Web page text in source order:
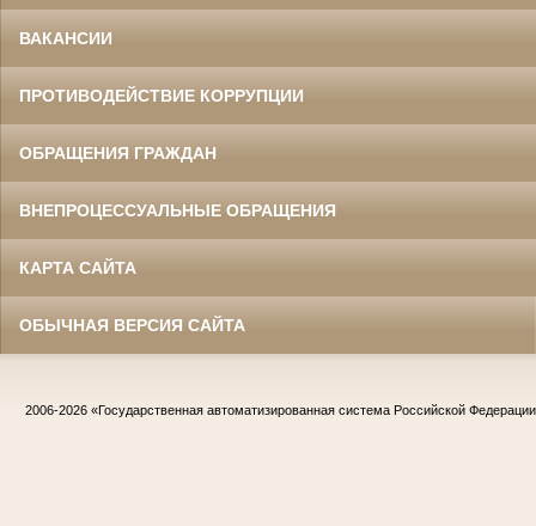
ВАКАНСИИ
ПРОТИВОДЕЙСТВИЕ КОРРУПЦИИ
ОБРАЩЕНИЯ ГРАЖДАН
ВНЕПРОЦЕССУАЛЬНЫЕ ОБРАЩЕНИЯ
КАРТА САЙТА
ОБЫЧНАЯ ВЕРСИЯ САЙТА
2006-2026 «Государственная автоматизированная система Российской